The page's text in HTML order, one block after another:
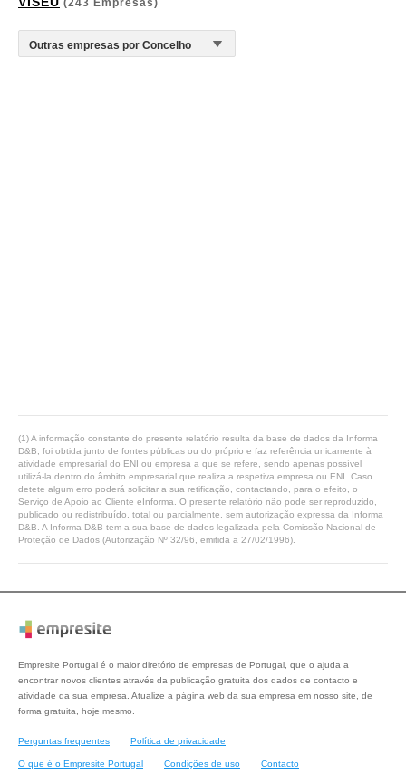
(243 Empresas)
(1) A informação constante do presente relatório resulta da base de dados da Informa
D&B, foi obtida junto de fontes públicas ou do próprio e faz referência unicamente à
atividade empresarial do ENI ou empresa a que se refere, sendo apenas possível
utilizá-la dentro do âmbito empresarial que realiza a respetiva empresa ou ENI. Caso
detete algum erro poderá solicitar a sua retificação, contactando, para o efeito, o
Serviço de Apoio ao Cliente eInforma. O presente relatório não pode ser reproduzido,
publicado ou redistribuído, total ou parcialmente, sem autorização expressa da Informa
D&B. A Informa D&B tem a sua base de dados legalizada pela Comissão Nacional de
Proteção de Dados (Autorização Nº 32/96, emitida a 27/02/1996).
Empresite Portugal é o maior diretório de empresas de Portugal, que o ajuda a
encontrar novos clientes através da publicação gratuita dos dados de contacto e
atividade da sua empresa. Atualize a página web da sua empresa em nosso site, de
forma gratuita, hoje mesmo.
Perguntas frequentes Política de privacidade
O que é o Empresite Portugal Condições de uso Contacto